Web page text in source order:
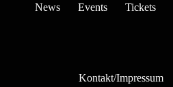
News Events Tickets
Kontakt/Impressum